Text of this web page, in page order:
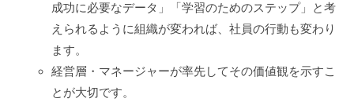
成功に必要なデータ」「学習のためのステップ」と考
えられるように組織が変われば、社員の行動も変わり
ます。
経営層・マネージャーが率先してその価値観を示すこ
とが大切です。